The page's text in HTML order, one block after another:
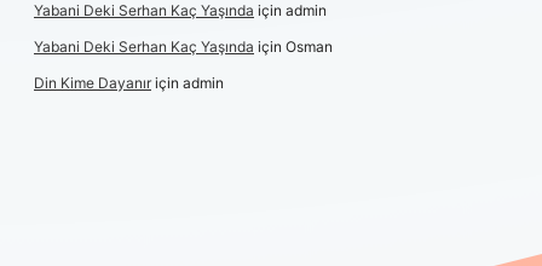
Yabani Deki Serhan Kaç Yaşında için admin
Yabani Deki Serhan Kaç Yaşında için Osman
Din Kime Dayanıriçin admin